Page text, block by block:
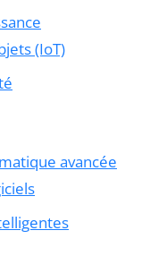
(IoT)
avancée